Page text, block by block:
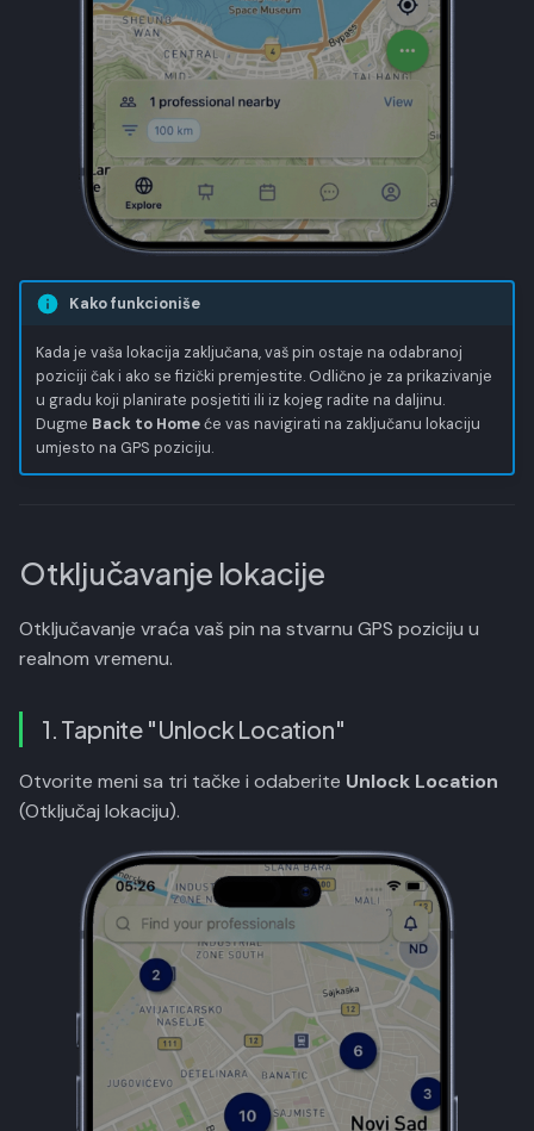
Kako funkcioniše
Kada je vaša lokacija zaključana, vaš pin ostaje na odabranoj
poziciji čak i ako se fizički premjestite. Odlično je za prikazivanje
u gradu koji planirate posjetiti ili iz kojeg radite na daljinu.
Dugme Back to Homeće vas navigirati na zaključanu lokaciju
umjesto na GPS poziciju.
Otključavanje lokacije
Otključavanje vraća vaš pin na stvarnu GPS poziciju u
realnom vremenu.
1. Tapnite "Unlock Location"
Otvorite meni sa tri tačke i odaberite Unlock Location
(Otključaj lokaciju).